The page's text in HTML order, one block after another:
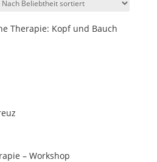
sortiert
Therapie: Kopf und Bauch
– Workshop